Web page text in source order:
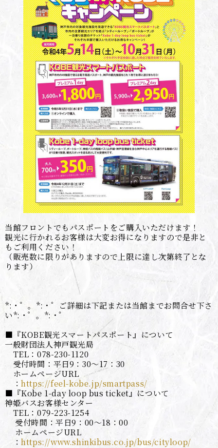
当館フロントでもパスポートをご購入いただけます！
観光に行かれるお客様は大変お得になりますので是非と
もご利用ください！
（販売数に限りがありますので上限に達し次第終了とな
ります）
*:・゜。*:・゜ご詳細は下記または当館までお問合せ下さ
い*:・゜。*:・゜
■『KOBE観光スマートパスポート』について
一般財団法人神戸観光局
TEL：078-230-1120
受付時間：平日9：30～17：30
ホームページURL
：https://feel-kobe.jp/smartpass/
■『Kobe 1-day loop bus ticket』について
神姫バスお客様センター
TEL：079-223-1254
受付時間：平日9：00～18：00
ホームページURL
：https://www.shinkibus.co.jp/bus/cityloop/